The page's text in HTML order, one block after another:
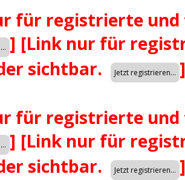
für registrierte
] [Link nur für
sichtbar.
]
für registrierte
] [Link nur für
sichtbar.
]